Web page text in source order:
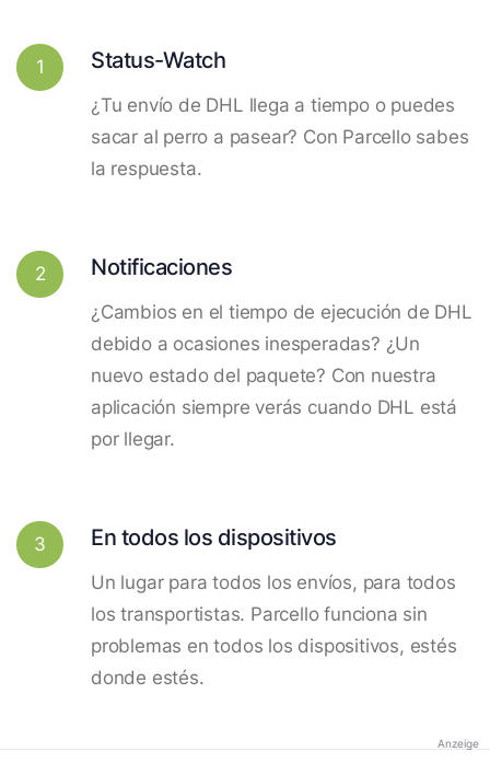
1 Status-Watch
¿Tu envío de DHL llega a tiempo o puedes
sacar al perro a pasear? Con Parcello sabes
la respuesta.
2 Notificaciones
¿Cambios en el tiempo de ejecución de DHL
debido a ocasiones inesperadas? ¿Un
nuevo estado del paquete? Con nuestra
aplicación siempre verás cuando DHL está
por llegar.
3 En todos los dispositivos
Un lugar para todos los envíos, para todos
los transportistas. Parcello funciona sin
problemas en todos los dispositivos, estés
donde estés.
Anzeige